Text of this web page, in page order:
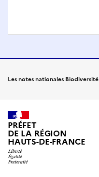
Les notes nationales Biodiversité
PRÉFET
DE LA RÉGION
HAUTS-DE-FRANCE